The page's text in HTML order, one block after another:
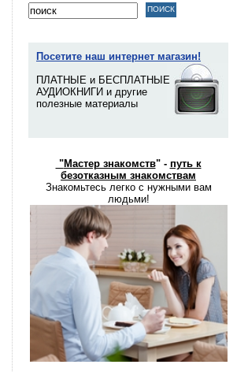
Посетите наш интернет магазин!
ПЛАТНЫЕ и БЕСПЛАТНЫЕ
АУДИОКНИГИ и другие
полезные материалы
"Мастер знакомств" - путь к
безотказным знакомствам
Знакомьтесь легко с нужными вам
людьми!